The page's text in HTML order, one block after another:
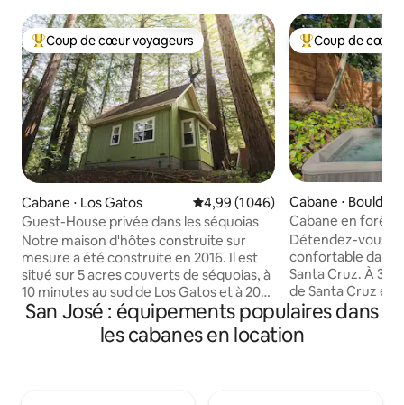
Coups de cœur voyageurs les plus appréciés
Coup de cœur voyageurs
Cabane ⋅ Los Gatos Évaluation moyenne sur la base
4,99 (1 046)
Guest-House privée dans les séquoias
Notre maison d'hôtes construite sur
mesure a été construite en 2016. Il est
situé sur 5 acres couverts de séquoias, à
10 minutes au sud de Los Gatos et à 20
minutes de Santa Cruz. Nous avons un
accès facile aux sentiers de randonnée
pédestre et cyclable, à une dégustation
Coups de cœur
Coup de cœur
Cabane ⋅ Boulder
Cabane en forêt
Détendez-vous
confortable dans
Santa Cruz. À 30
de Santa Cruz et
charmant studio
le cadre idéal
vie urbaine et se
San José : équipements populaires dans
les cabanes en location